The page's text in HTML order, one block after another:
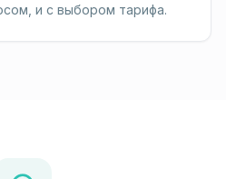
и с выбором тарифа.